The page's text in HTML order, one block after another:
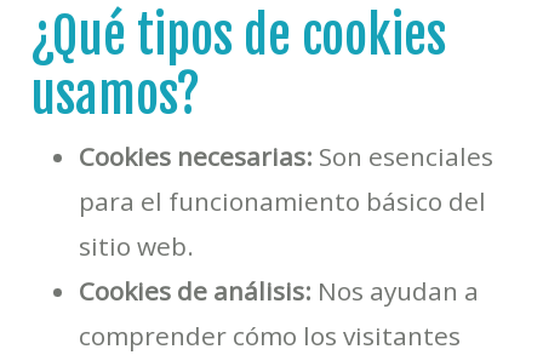
¿Qué tipos de cookies
usamos?
Cookies necesarias: Son esenciales
para el funcionamiento básico del
sitio web.
Cookies de análisis: Nos ayudan a
comprender cómo los visitantes